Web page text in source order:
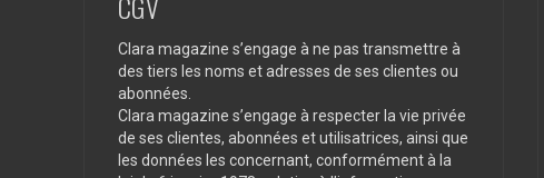
Clara magazine s’engage à ne pas transmettre à
des tiers les noms et adresses de ses clientes ou
abonnées.
Clara magazine s’engage à respecter la vie privée
de ses clientes, abonnées et utilisatrices, ainsi que
les données les concernant, conformément à la